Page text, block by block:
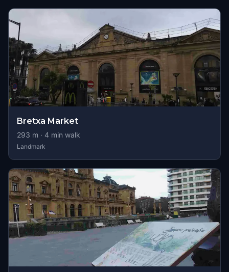
Bretxa Market
293 m · 4 min walk
Landmark